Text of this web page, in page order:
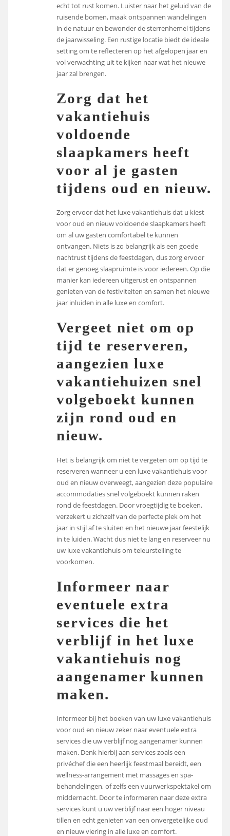
echt tot rust komen. Luister naar het geluid van de
ruisende bomen, maak ontspannen wandelingen
in de natuur en bewonder de sterrenhemel tijdens
de jaarwisseling. Een rustige locatie biedt de ideale
setting om te reflecteren op het afgelopen jaar en
vol verwachting uit te kijken naar wat het nieuwe
jaar zal brengen.
Zorg dat het
vakantiehuis
voldoende
slaapkamers heeft
voor al je gasten
tijdens oud en nieuw.
Zorg ervoor dat het luxe vakantiehuis dat u kiest
voor oud en nieuw voldoende slaapkamers heeft
om al uw gasten comfortabel te kunnen
ontvangen. Niets is zo belangrijk als een goede
nachtrust tijdens de feestdagen, dus zorg ervoor
dat er genoeg slaapruimte is voor iedereen. Op die
manier kan iedereen uitgerust en ontspannen
genieten van de festiviteiten en samen het nieuwe
jaar inluiden in alle luxe en comfort.
Vergeet niet om op
tijd te reserveren,
aangezien luxe
vakantiehuizen snel
volgeboekt kunnen
zijn rond oud en
nieuw.
Het is belangrijk om niet te vergeten om op tijd te
reserveren wanneer u een luxe vakantiehuis voor
oud en nieuw overweegt, aangezien deze populaire
accommodaties snel volgeboekt kunnen raken
rond de feestdagen. Door vroegtijdig te boeken,
verzekert u zichzelf van de perfecte plek om het
jaar in stijl af te sluiten en het nieuwe jaar feestelijk
in te luiden. Wacht dus niet te lang en reserveer nu
uw luxe vakantiehuis om teleurstelling te
voorkomen.
Informeer naar
eventuele extra
services die het
verblijf in het luxe
vakantiehuis nog
aangenamer kunnen
maken.
Informeer bij het boeken van uw luxe vakantiehuis
voor oud en nieuw zeker naar eventuele extra
services die uw verblijf nog aangenamer kunnen
maken. Denk hierbij aan services zoals een
privéchef die een heerlijk feestmaal bereidt, een
wellness-arrangement met massages en spa-
behandelingen, of zelfs een vuurwerkspektakel om
middernacht. Door te informeren naar deze extra
services kunt u uw verblijf naar een hoger niveau
tillen en echt genieten van een onvergetelijke oud
en nieuw viering in alle luxe en comfort.